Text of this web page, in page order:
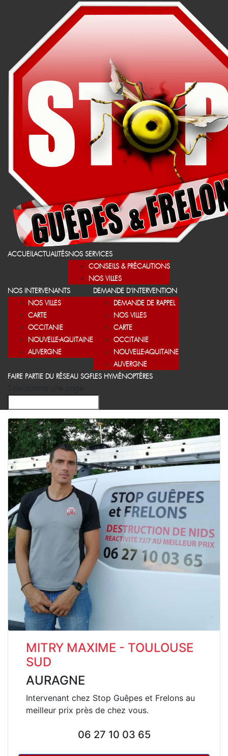
ACCUEILACTUALITÉSNOS SERVICES
CONSEILS & PRÉCAUTIONS
NOS VILLES
NOS INTERVENANTS
NOS VILLES
CARTE
OCCITANIE
NOUVELLE-AQUITAINE
AUVERGNE
DEMANDE D’INTERVENTION
DEMANDE DE RAPPEL
NOS VILLES
CARTE
OCCITANIE
NOUVELLE-AQUITAINE
AUVERGNE
FAIRE PARTIE DU RÉSEAU SGFLES HYMÉNOPTÈRES
MITRY MAXIME - TOULOUSE
SUD
AURAGNE
Intervenant chez Stop Guêpes et Frelons au
meilleur prix près de chez vous.
06 27 10 03 65